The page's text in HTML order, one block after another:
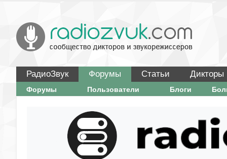
РадиоЗвук Форумы Статьи Дикторы
Форумы Пользователи Блоги